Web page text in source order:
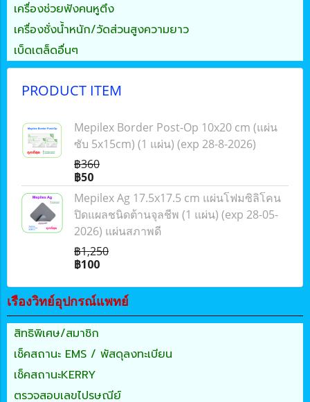
เครื่องช่วยฟังคนหูตึง
เครื่องชั่งน้ำหนัก/วัดส่วนสูงความยาว
เบ็ดเตล็ดอื่นๆ
PRODUCT ITEM
Mepilex Border Post-Op 10x20 cm (แผ่น
ซับ 5x15cm) (1 แผ่น) (exp 28-8-2026)
฿360
฿50
Mepilex Ag 17.5x17.5 cm แผ่นโฟมซิลิโคน
ปิดแผลชนิดต้านจุลชีพ (1 แผ่น) (exp 28-05-
2026) แผ่นสภาพดี
฿1,250
฿100
เรืองวิทย์อุปกรณ์แพทย์
สิทธิพิเศษ/สมาชิก
เช็คสถานะ EMS / พัสดุลงทะเบียน
เช็คสถานะKERRY
ตรวจสอบเลขไปรษณีย์